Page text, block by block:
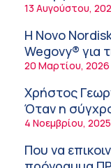
Σύσκεψη στον
λειτουργία
φαρμάκων στη
12:08 μμ
Μιχάλης
Analyst,
Ανάπτυξης
11:54 πμ
Kavita Patel:
φάρμακα
9:21 πμ
νοσοκομεία
13 Αυγούστου,
Η Novo
Wegovy® για
20 Μαρτίου, 2026
Χρήστος
Όταν η
φόβο!
4 Νοεμβρίου, 2025
Που να